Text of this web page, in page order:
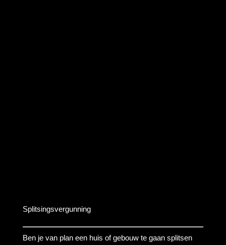
Splitsingsvergunning
Ben je van plan een huis of gebouw te gaan splitsen